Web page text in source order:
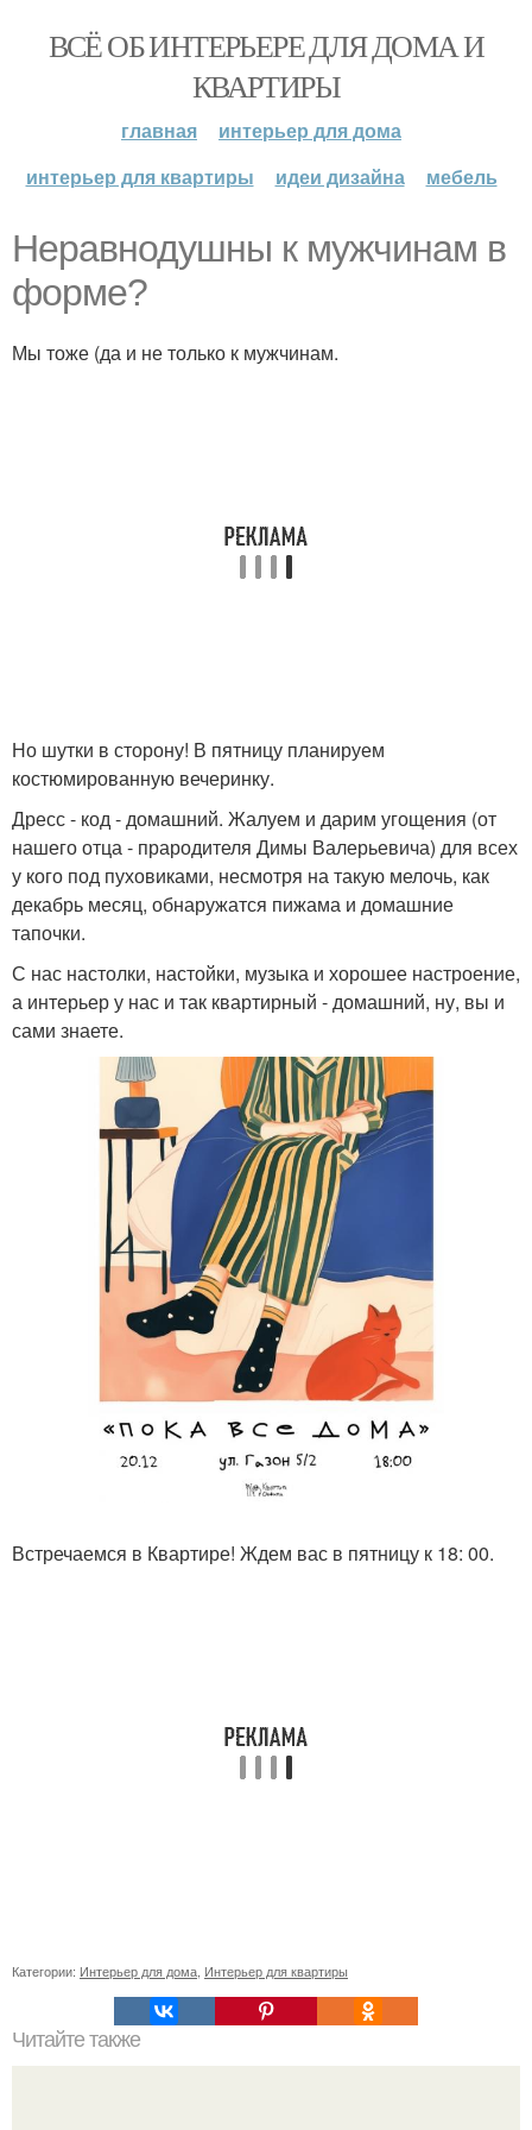
ВСЁ ОБ ИНТЕРЬЕРЕ ДЛЯ ДОМА И
КВАРТИРЫ
главная
интерьер для дома
интерьер для квартиры
идеи дизайна мебель
Неравнодушны к мужчинам в
форме?
Мы тоже (да и не только к мужчинам.
Но шутки в сторону! В пятницу планируем
костюмированную вечеринку.
Дресс - код - домашний. Жалуем и дарим угощения (от
нашего отца - прародителя Димы Валерьевича) для всех
у кого под пуховиками, несмотря на такую мелочь, как
декабрь месяц, обнаружатся пижама и домашние
тапочки.
С нас настолки, настойки, музыка и хорошее настроение,
а интерьер у нас и так квартирный - домашний, ну, вы и
сами знаете.
Встречаемся в Квартире! Ждем вас в пятницу к 18: 00.
Категории: Интерьер для дома Интерьер для квартиры
Читайте также